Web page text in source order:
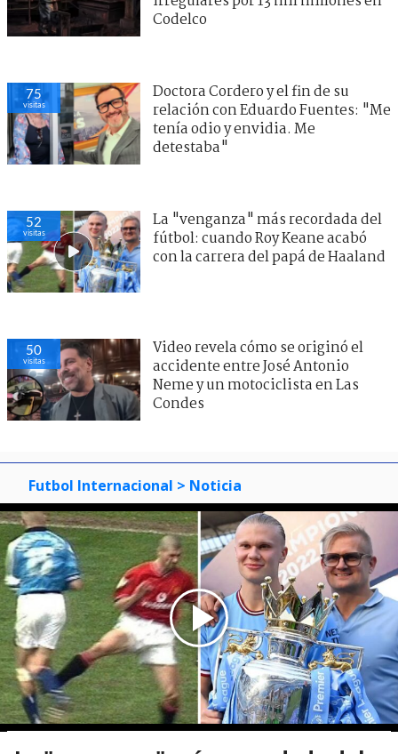
Codelco
75
visitas
Doctora Cordero y el fin de su
relación con Eduardo Fuentes: "Me
tenía odio y envidia. Me
detestaba"
52
visitas
La "venganza" más recordada del
fútbol: cuando Roy Keane acabó
con la carrera del papá de Haaland
50
visitas
Video revela cómo se originó el
accidente entre José Antonio
Neme y un motociclista en Las
Condes
Futbol Internacional > Noticia